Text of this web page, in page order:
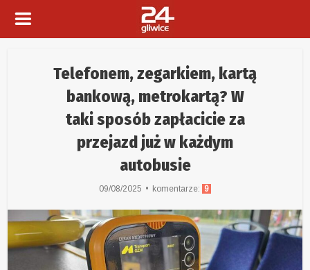
Telefonem, zegarkiem, kartą
bankową, metrokartą? W
taki sposób zapłacicie za
przejazd już w każdym
autobusie
09/08/2025 komentarze: 9